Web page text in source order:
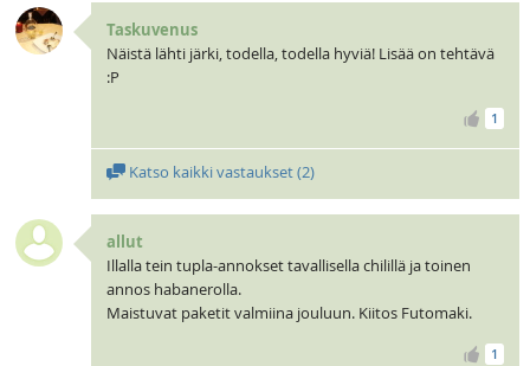
Taskuvenus
Näistä lähti järki, todella, todella hyviä! Lisää on tehtävä
:P
1
Katso kaikki vastaukset (2)
allut
Illalla tein tupla-annokset tavallisella chilillä ja toinen
annos habanerolla.
Maistuvat paketit valmiina jouluun. Kiitos Futomaki.
1